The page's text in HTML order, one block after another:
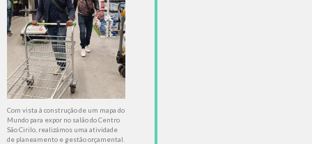
Com vista à construção de um mapa do
Mundo para expor no salão do Centro
São Cirilo, realizámos uma atividade
de planeamento e gestão orçamental.